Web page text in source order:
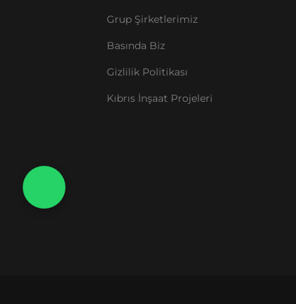
Grup Şirketlerimiz
Basında Biz
Gizlilik Politikası
Kıbrıs İnşaat Projeleri